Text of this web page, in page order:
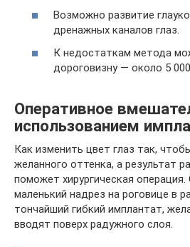
Возможно развитие
дренажных каналов глаз.
К недостаткам метода
дороговизну — около 5
Оперативное
использованием
Как изменить цвет глаз так,
желанного оттенка, а результат
поможет хирургическая операция.
маленький надрез на роговице в
тончайший гибкий имплантат,
вводят поверх радужного слоя.